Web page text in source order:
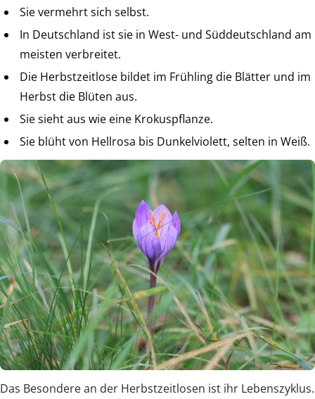
Sie vermehrt sich selbst.
In Deutschland ist sie in West- und Süddeutschland am
meisten verbreitet.
Die Herbstzeitlose bildet im Frühling die Blätter und im
Herbst die Blüten aus.
Sie sieht aus wie eine Krokuspflanze.
Sie blüht von Hellrosa bis Dunkelviolett, selten in Weiß.
Das Besondere an der Herbstzeitlosen ist ihr Lebenszyklus.